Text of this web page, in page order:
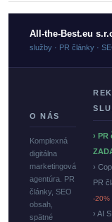
All-the-Best.eu
služby · PR články ·
O NÁS
Komplexná
digitálna
marketingová
agentúra. PR
články, SEO
obsah,
spätné
› PR
›
PR
-20%
› AI